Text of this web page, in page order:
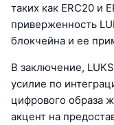
таких как ERC20 и
приверженность
блокчейна и ее
В заключение,
усилие по
цифрового образа
акцент на